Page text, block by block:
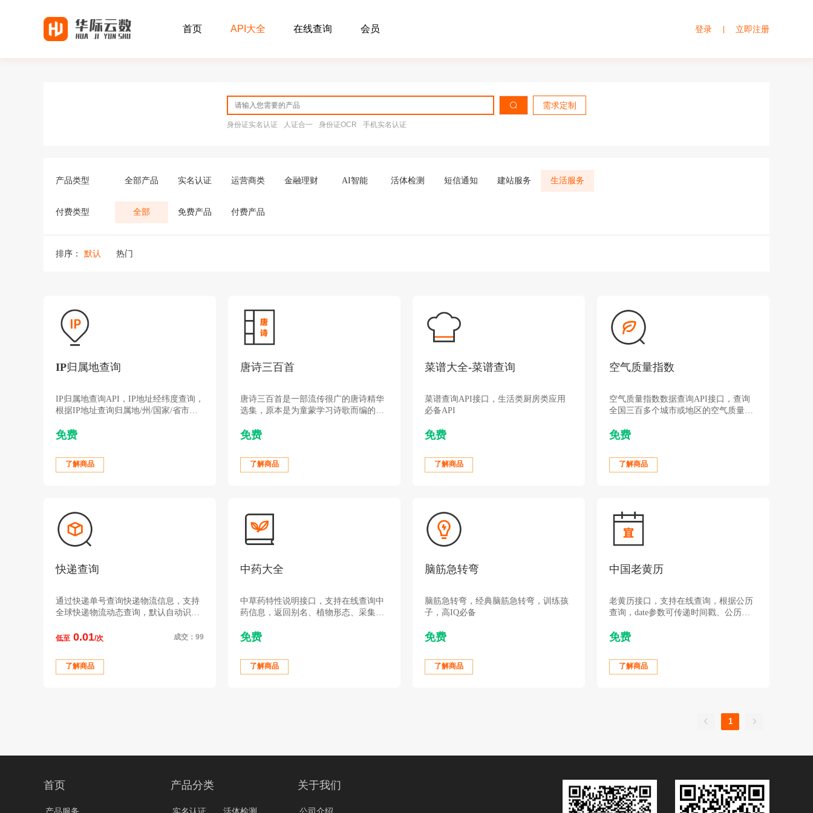
首页 API大全 在线查询 会员 登录 | 立即注册
需求定制
身份证实名认证 人证合一 身份证OCR 手机实名认证
产品类型 全部产品 实名认证 运营商类 金融理财 AI智能 活体检测 短信通知 建站服务 生活服务
付费类型 全部 免费产品 付费产品
排序： 默认 热门
IP归属地查询
IP归属地查询API，IP地址经纬度查询，
根据IP地址查询归属地/州/国家/省市区/
免费
了解商品
唐诗三百首
唐诗三百首是一部流传很广的唐诗精华
选集，原本是为童蒙学习诗歌而编的家
免费
了解商品
菜谱大全-菜谱查询
菜谱查询API接口，生活类厨房类应用
必备API
免费
了解商品
空气质量指数
空气质量指数数据查询API接口，查询
全国三百多个城市或地区的空气质量指
气质量。
免费
了解商品
快递查询
通过快递单号查询快递物流信息，支持
全球快递物流动态查询，默认自动识别
低至 0.01/次 成交：99
了解商品
中药大全
中草药特性说明接口，支持在线查询中
药信息，返回别名、植物形态、采集、
免费
了解商品
脑筋急转弯
脑筋急转弯，经典脑筋急转弯，训练孩
子，高IQ必备
免费
了解商品
中国老黄历
老黄历接口，支持在线查询，根据公历
查询，date参数可传递时间戳、公历日
1-14（日期不得有前导零）并指定type
免费
了解商品
1
首页 产品分类 关于我们